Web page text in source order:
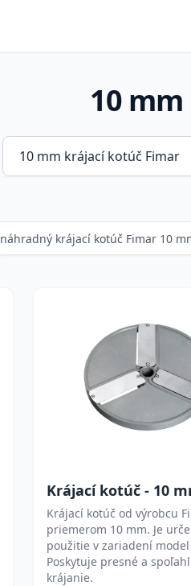
10
náhradný krájací kotúč Fimar 10
Krájací kotúč - 10
Krájací kotúč od výrobcu
priemerom 10 mm. Je
použitie v zariadení model
Poskytuje presné a
krájanie.